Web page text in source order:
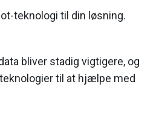
teknologi til din løsning.
bliver stadig vigtigere, og
til at hjælpe med